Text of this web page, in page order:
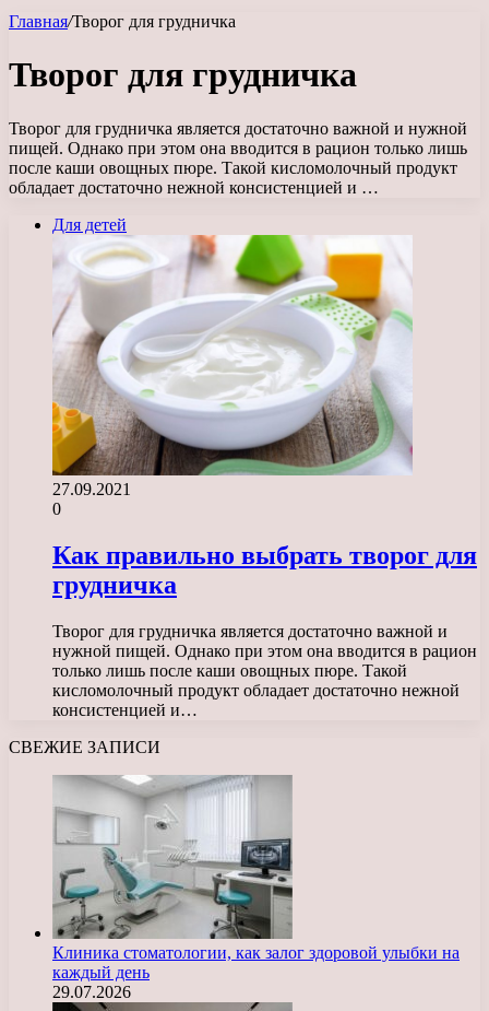
Главная/Творог для грудничка
Творог для грудничка
Творог для грудничка является достаточно важной и нужной
пищей. Однако при этом она вводится в рацион только лишь
после каши овощных пюре. Такой кисломолочный продукт
обладает достаточно нежной консистенцией и …
Для детей
27.09.2021
0
Как правильно выбрать творог для
грудничка
Творог для грудничка является достаточно важной и
нужной пищей. Однако при этом она вводится в рацион
только лишь после каши овощных пюре. Такой
кисломолочный продукт обладает достаточно нежной
консистенцией и…
СВЕЖИЕ ЗАПИСИ
Клиника стоматологии, как залог здоровой улыбки на
каждый день
29.07.2026